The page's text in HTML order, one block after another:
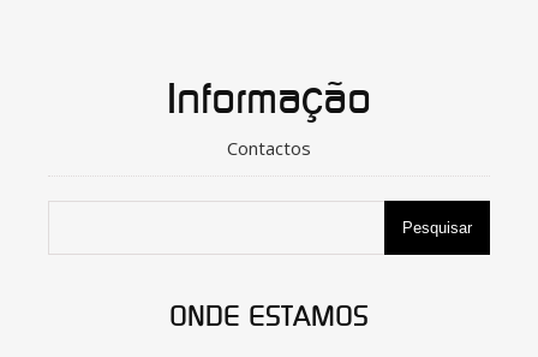
Informação
Contactos
Pesquisar
ONDE ESTAMOS